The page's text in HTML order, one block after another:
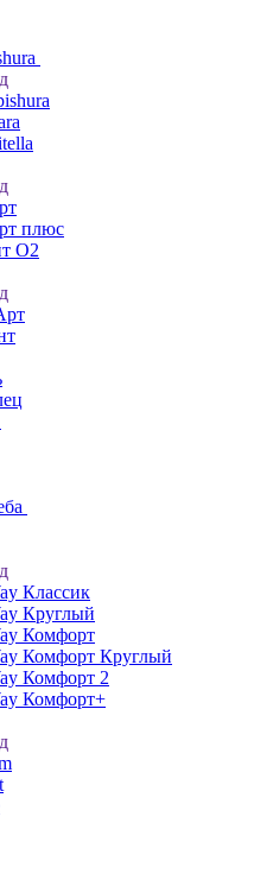
плюс
О2
Классик
Круглый
Комфорт
Комфорт Круглый
Комфорт 2
Комфорт+